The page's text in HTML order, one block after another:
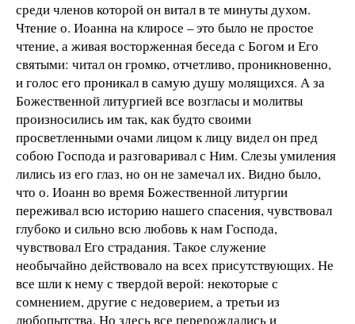
среди членов которой он витал в те минуты духом.
Чтение о. Иоанна на клиросе – это было не простое
чтение, а живая восторженная беседа с Богом и Его
святыми: читал он громко, отчетливо, проникновенно,
и голос его проникал в самую душу молящихся. А за
Божественной литургией все возгласы и молитвы
произносились им так, как будто своими
просветленными очами лицом к лицу видел он пред
собою Господа и разговаривал с Ним. Слезы умиления
лились из его глаз, но он не замечал их. Видно было,
что о. Иоанн во время Божественной литургии
переживал всю историю нашего спасения, чувствовал
глубоко и сильно всю любовь к нам Господа,
чувствовал Его страдания. Такое служение
необычайно действовало на всех присутствующих. Не
все шли к нему с твердой верой: некоторые с
сомнением, другие с недоверием, а третьи из
любопытства. Но здесь все перерождались и